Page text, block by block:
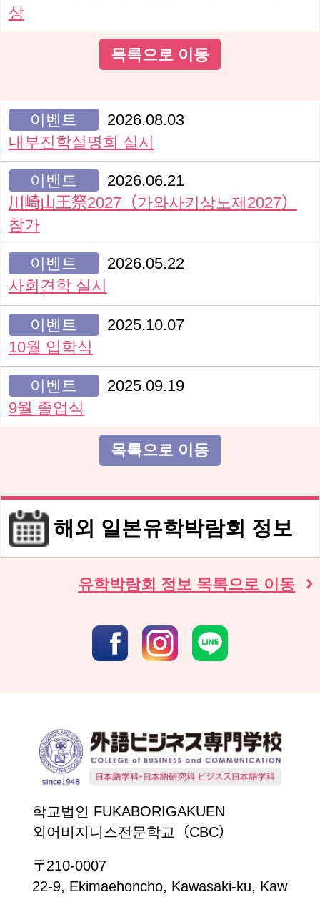
상
목록으로 이동
이벤트
2026.08.03
내부진학설명회 실시
이벤트
2026.06.21
川崎山王祭2027（가와사키상노제2027）
참가
이벤트
2026.05.22
사회견학 실시
이벤트
2025.10.07
10월 입학식
이벤트
2025.09.19
9월 졸업식
목록으로 이동
해외 일본유학박람회 정보
유학박람회 정보 목록으로 이동
학교법인 FUKABORIGAKUEN
외어비지니스전문학교（CBC）
〒210-0007
22-9, Ekimaehoncho, Kawasaki-ku, Kaw